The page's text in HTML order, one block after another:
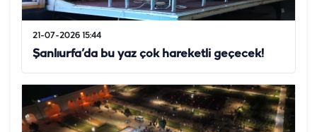
21-07-2026 15:44
Şanlıurfa’da bu yaz çok hareketli geçecek!